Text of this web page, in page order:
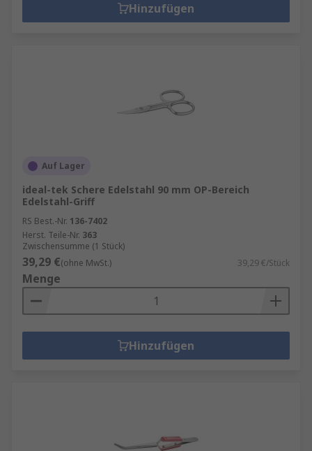
Hinzufügen
Auf Lager
ideal-tek Schere Edelstahl 90 mm OP-Bereich
Edelstahl-Griff
RS Best.-Nr. 136-7402
Herst. Teile-Nr. 363
Zwischensumme (1 Stück)
39,29 €(ohne MwSt.) 39,29 €/Stück
Menge
Hinzufügen